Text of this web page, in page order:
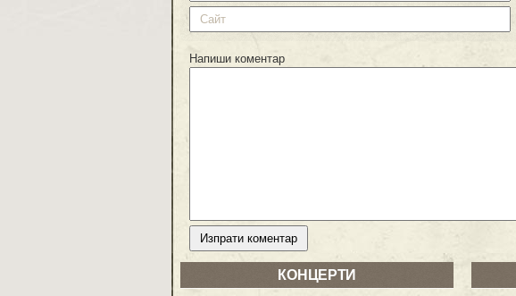
Напиши коментар
КОНЦЕРТИ